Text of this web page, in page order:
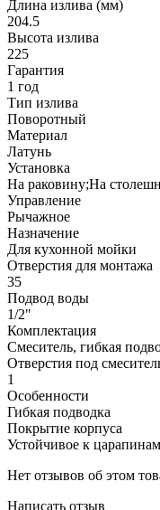
Длина излива (мм)
204.5
Высота излива
225
Гарантия
1 год
Тип излива
Поворотный
Материал
Латунь
Установка
На раковину;На
Управление
Рычажное
Назначение
Для кухонной мойки
Отверстия для монтажа
35
Подвод воды
1/2"
Комплектация
Смеситель, гибкая
Отверстия под
1
Особенности
Гибкая подводка
Покрытие корпуса
Устойчивое к царапинам
Нет отзывов об этом
Написать отзыв